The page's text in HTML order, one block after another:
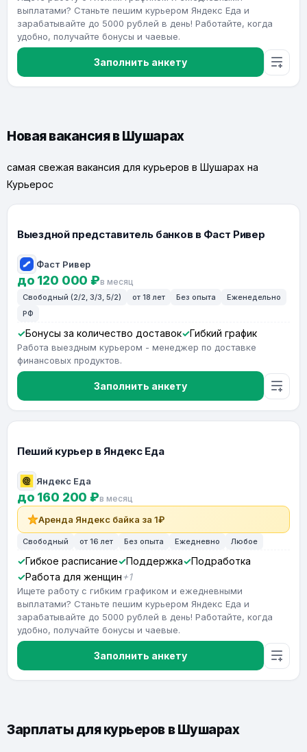
выплатами? Станьте пешим курьером Яндекс Еда и
зарабатывайте до 5000 рублей в день! Работайте, когда
удобно, получайте бонусы и чаевые.
Заполнить анкету
Новая вакансия в Шушарах
самая свежая вакансия для курьеров в Шушарах на
Курьерос
Выездной представитель банков в Фаст Ривер
Фаст Ривер
до 120 000 ₽в месяц
Свободный (2/2, 3/3, 5/2) от 18 лет Без опыта
Еженедельно
РФ
Бонусы за количество доставок Гибкий график
Работа выездным курьером - менеджер по доставке
финансовых продуктов.
Заполнить анкету
Пеший курьер в Яндекс Еда
Яндекс Еда
до 160 200 ₽в месяц
Аренда Яндекс байка за 1₽
Свободный от 16 лет Без опыта Ежедневно Любое
Гибкое расписание Поддержка
Подработка
Работа для женщин +1
Ищете работу с гибким графиком и ежедневными
выплатами? Станьте пешим курьером Яндекс Еда и
зарабатывайте до 5000 рублей в день! Работайте, когда
удобно, получайте бонусы и чаевые.
Заполнить анкету
Зарплаты для курьеров в Шушарах